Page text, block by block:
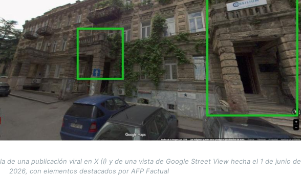
de una publicación viral en X (I) y de una vista de Google Street View hecha el 1 de junio de
2026, con elementos destacados por AFP Factual